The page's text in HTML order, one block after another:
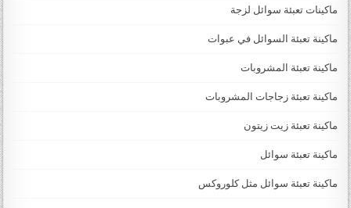
ماكينات تعبئة سوائل لزجة
‏‏‏ماكينة تعبئة السوائل في عبوات
ماكينة تعبئة المشروبات
ماكينة تعبئة زجاجات المشروبات
ماكينة تعبئة زيت زيتون
ماكينة تعبئة سوائل
ماكينة تعبئة سوائل مثل كلوروكس